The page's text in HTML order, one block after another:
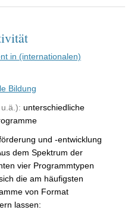
in (internationalen)
Bildung
unterschiedliche
und -entwicklung
dem Spektrum der
vier Programmtypen
die am häufigsten
von Format
lassen: